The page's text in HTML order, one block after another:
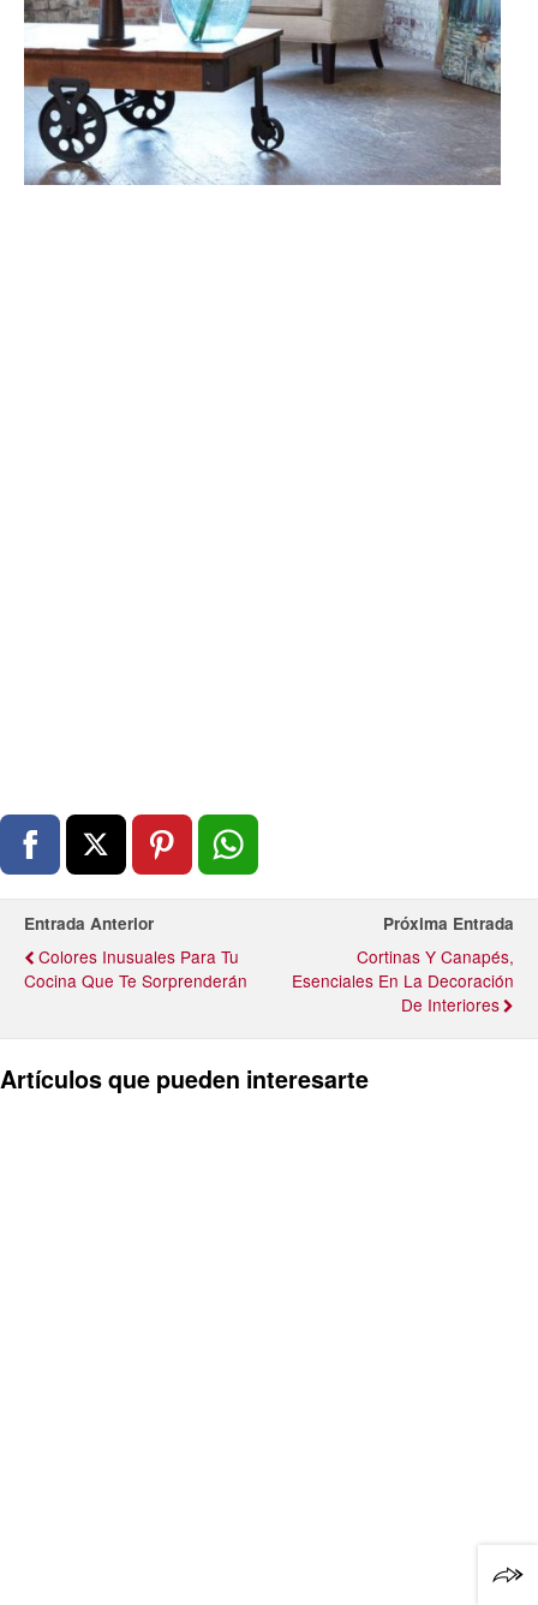
Entrada Anterior
Colores Inusuales Para Tu
Cocina Que Te Sorprenderán
Próxima Entrada
Cortinas Y Canapés,
Esenciales En La Decoración
De Interiores
Artículos que pueden interesarte